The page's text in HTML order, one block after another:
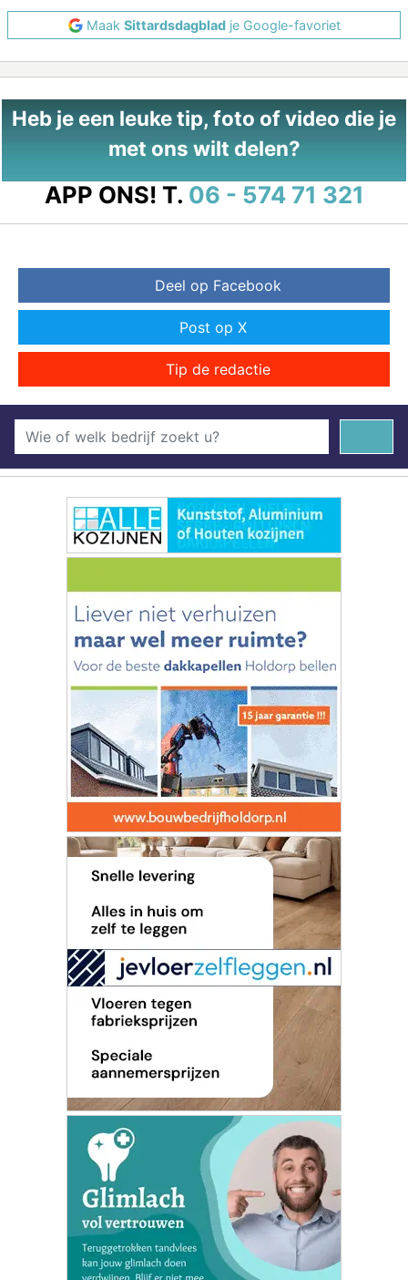
Maak Sittardsdagbladje Google-favoriet
Heb je een leuke tip, foto of video die je
met ons wilt delen?
APP ONS! T. 06 - 574 71 321
Deel op Facebook
Post op X
Tip de redactie